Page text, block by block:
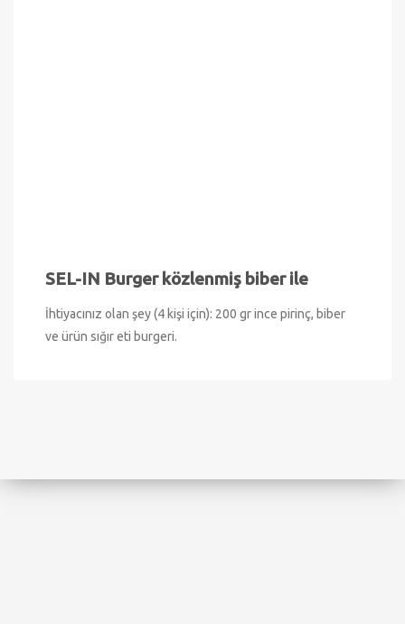
SEL-IN Burger közlenmiş biber ile
İhtiyacınız olan şey (4 kişi için): 200 gr ince pirinç, biber
ve ürün sığır eti burgeri.